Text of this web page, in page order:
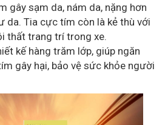
gây sạm da, nám da, nặng hơn
da. Tia cực tím còn là kẻ thù với
thất trang trí trong xe.
kế hàng trăm lớp, giúp ngăn
gây hại, bảo vệ sức khỏe người